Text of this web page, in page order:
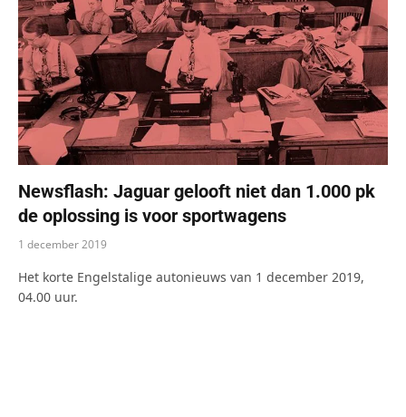
Newsflash: Jaguar gelooft niet dan 1.000 pk
de oplossing is voor sportwagens
1 december 2019
Het korte Engelstalige autonieuws van 1 december 2019,
04.00 uur.